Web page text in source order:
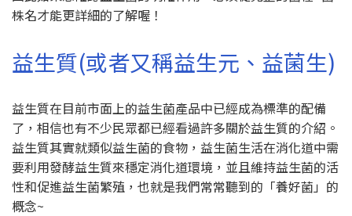
株名才能更詳細的了解喔！
益生質(或者又稱益生元、益菌生)
益生質在目前市面上的益生菌產品中已經成為標準的配備
了，相信也有不少民眾都已經看過許多關於益生質的介紹。
益生質其實就類似益生菌的食物，益生菌生活在消化道中需
要利用發酵益生質來穩定消化道環境，並且維持益生菌的活
性和促進益生菌繁殖，也就是我們常常聽到的「養好菌」的
概念~